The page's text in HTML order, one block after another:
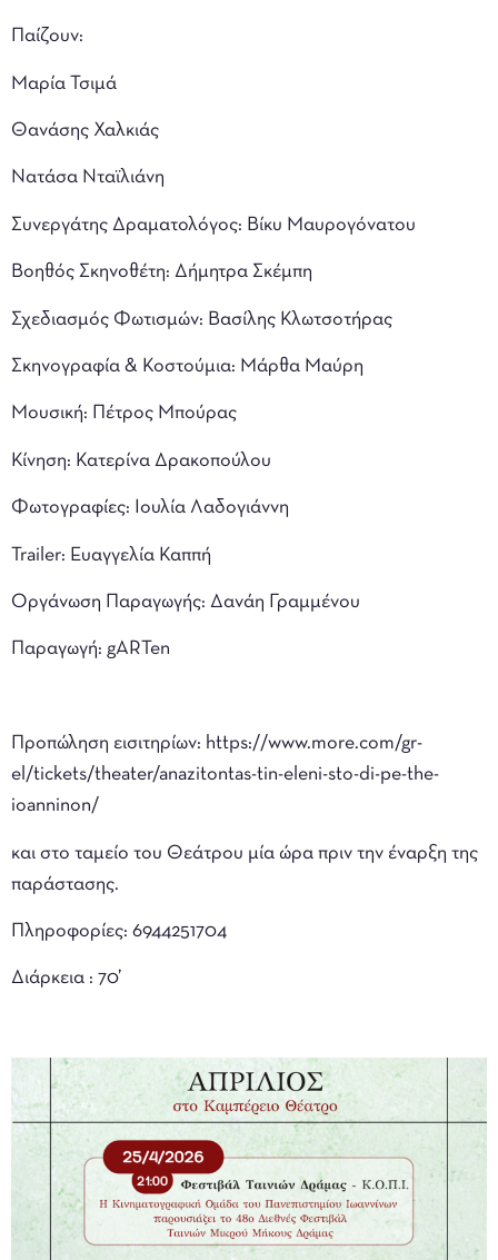
Παίζουν:
Μαρία Τσιμά
Θανάσης Χαλκιάς
Νατάσα Νταϊλιάνη
Συνεργάτης Δραματολόγος: Βίκυ Μαυρογόνατου
Βοηθός Σκηνοθέτη: Δήμητρα Σκέμπη
Σχεδιασμός Φωτισμών: Βασίλης Κλωτσοτήρας
Σκηνογραφία & Κοστούμια: Μάρθα Μαύρη
Μουσική: Πέτρος Μπούρας
Κίνηση: Κατερίνα Δρακοπούλου
Φωτογραφίες: Ιουλία Λαδογιάννη
Trailer: Ευαγγελία Καππή
Οργάνωση Παραγωγής: Δανάη Γραμμένου
Παραγωγή: gARTen
Προπώληση εισιτηρίων: https://www.more.com/gr-
el/tickets/theater/anazitontas-tin-eleni-sto-di-pe-the-
ioanninon/
και στο ταμείο του Θεάτρου μία ώρα πριν την έναρξη της
παράστασης.
Πληροφορίες: 6944251704
Διάρκεια : 70’